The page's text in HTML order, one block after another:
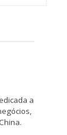
a